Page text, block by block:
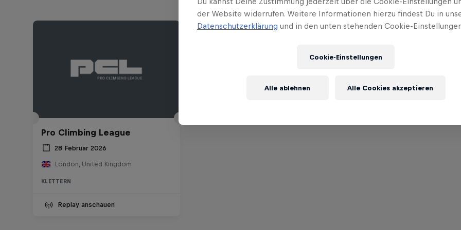
Pro Climbing League
28 Februar 2026
London, United Kingdom
KLETTERN
Replay anschauen
der Website widerrufen. Weitere Informationen hierzu findest Du in
Datenschutzerklärung und in den unten stehenden Cookie-
Cookie-Einstellungen
Alle ablehnen Alle Cookies akzeptieren